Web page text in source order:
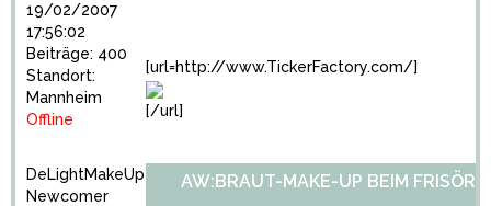
19/02/2007
17:56:02
Beiträge: 400
Standort:
Mannheim
Offline
[url=http://www.TickerFactory.com/]
[/url]
DeLightMakeUp
Newcomer
AW:BRAUT-MAKE-UP BEIM FRISÖR?